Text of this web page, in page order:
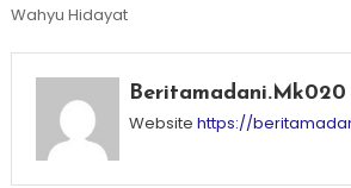
Wahyu Hidayat
Beritamadani.mk020
Website https://